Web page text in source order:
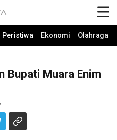
Peristiwa Ekonomi Olahraga
Bupati Muara Enim